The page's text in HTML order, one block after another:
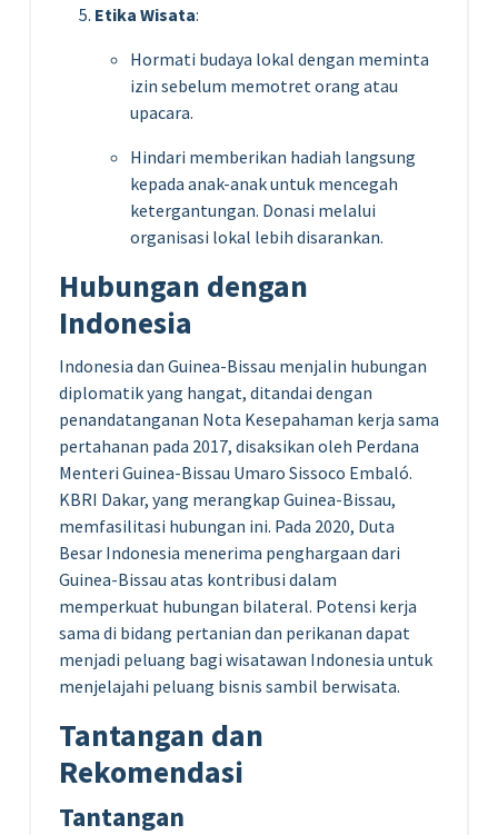
Etika Wisata:
Hormati budaya lokal dengan meminta
izin sebelum memotret orang atau
upacara.
Hindari memberikan hadiah langsung
kepada anak-anak untuk mencegah
ketergantungan. Donasi melalui
organisasi lokal lebih disarankan.
Hubungan dengan
Indonesia
Indonesia dan Guinea-Bissau menjalin hubungan
diplomatik yang hangat, ditandai dengan
penandatanganan Nota Kesepahaman kerja sama
pertahanan pada 2017, disaksikan oleh Perdana
Menteri Guinea-Bissau Umaro Sissoco Embaló.
KBRI Dakar, yang merangkap Guinea-Bissau,
memfasilitasi hubungan ini. Pada 2020, Duta
Besar Indonesia menerima penghargaan dari
Guinea-Bissau atas kontribusi dalam
memperkuat hubungan bilateral. Potensi kerja
sama di bidang pertanian dan perikanan dapat
menjadi peluang bagi wisatawan Indonesia untuk
menjelajahi peluang bisnis sambil berwisata.
Tantangan dan
Rekomendasi
Tantangan